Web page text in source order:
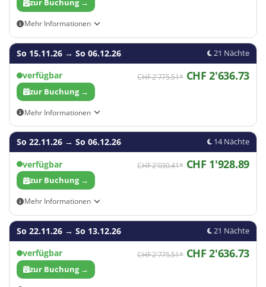
31
32
33
zur Buchung →
Mehr Informationen
Tagesaktuelle Flüge findet ihr im Buchungsformular
So 15.11.26 → So 06.12.26 21 Nächte
verfügbar CHF 2'775.51* CHF 2'636.73
zur Buchung →
Mehr Informationen
Tagesaktuelle Flüge findet ihr im Buchungsformular
So 22.11.26 → So 06.12.26 14 Nächte
verfügbar CHF 2'030.41* CHF 1'928.89
zur Buchung →
Mehr Informationen
Tagesaktuelle Flüge findet ihr im Buchungsformular
So 22.11.26 → So 13.12.26 21 Nächte
verfügbar CHF 2'775.51* CHF 2'636.73
zur Buchung →